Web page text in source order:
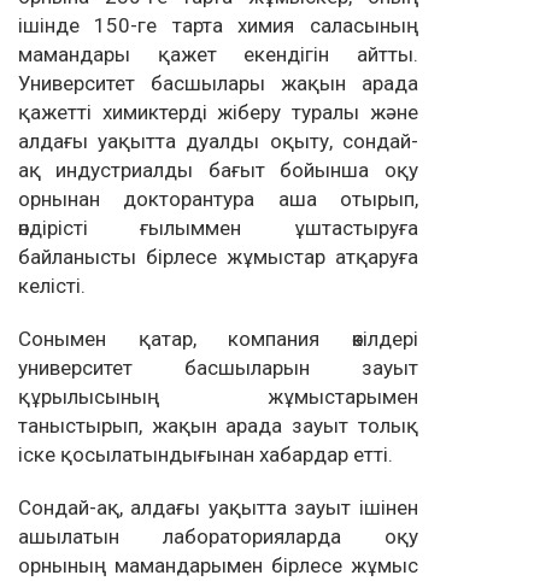
ішінде 150-ге тарта химия саласының
мамандары қажет екендігін айтты.
Университет басшылары жақын арада
қажетті химиктерді жіберу туралы және
алдағы уақытта дуалды оқыту, сондай-
ақ индустриалды бағыт бойынша оқу
орнынан докторантура аша отырып,
өндірісті ғылыммен ұштастыруға
байланысты бірлесе жұмыстар атқаруға
келісті.
Сонымен қатар, компания өкілдері
университет басшыларын зауыт
құрылысының жұмыстарымен
таныстырып, жақын арада зауыт толық
іске қосылатындығынан хабардар етті.
Сондай-ақ, алдағы уақытта зауыт ішінен
ашылатын лабораторияларда оқу
орнының мамандарымен бірлесе жұмыс